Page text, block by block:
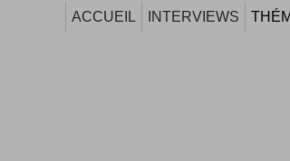
ACCUEIL INTERVIEWS